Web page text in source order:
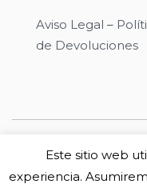
Aviso Legal –
de Devoluciones
Síguenos
Este sitio web
experiencia.